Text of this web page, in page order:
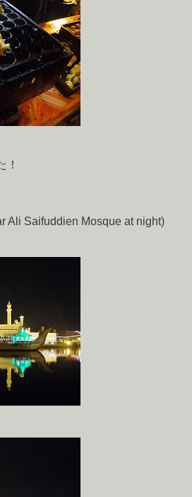
！
Ali Saifuddien Mosque at night)